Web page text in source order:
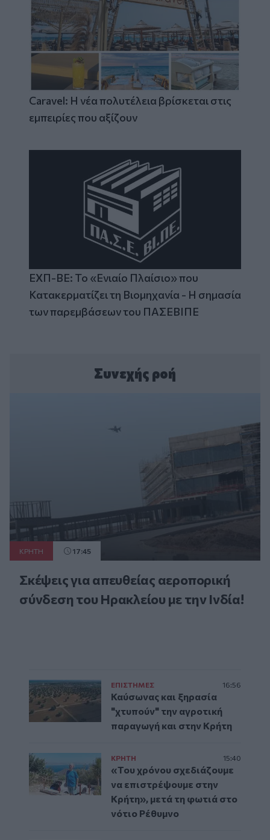
Caravel: Η νέα πολυτέλεια βρίσκεται στις
εμπειρίες που αξίζουν
ΕΧΠ-ΒΕ: Το «Ενιαίο Πλαίσιο» που
Κατακερματίζει τη Βιομηχανία - Η σημασία
των παρεμβάσεων του ΠΑΣΕΒΙΠΕ
Συνεχής ροή
ΚΡΗΤΗ 17:45
Σκέψεις για απευθείας αεροπορική
σύνδεση του Ηρακλείου με την Ινδία!
ΕΠΙΣΤΗΜΕΣ 16:56
Καύσωνας και ξηρασία
"χτυπούν" την αγροτική
παραγωγή και στην Κρήτη
ΚΡΗΤΗ 15:40
«Του χρόνου σχεδιάζουμε
να επιστρέψουμε στην
Κρήτη», μετά τη φωτιά στο
νότιο Ρέθυμνο